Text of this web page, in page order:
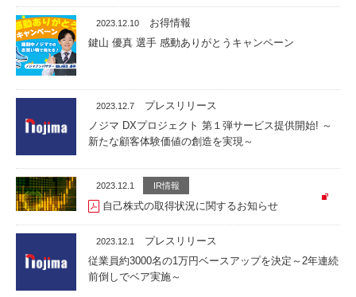
2023.12.10
お得情報
鍵山 優真 選手 感動ありがとうキャンペーン
2023.12.7
プレスリリース
ノジマ DXプロジェクト 第１弾サービス提供開始! ～
新たな顧客体験価値の創造を実現～
2023.12.1 IR情報
自己株式の取得状況に関するお知らせ
2023.12.1
プレスリリース
従業員約3000名の1万円ベースアップを決定～2年連続
前倒しでベア実施～